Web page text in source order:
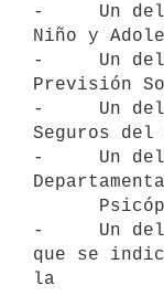
-     Un
Niño y
-     Un
Previsión
-     Un
Seguros del
-     Un
-     Un
que se
la